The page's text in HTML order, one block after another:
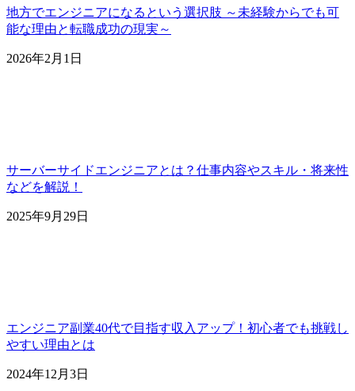
地方でエンジニアになるという選択肢 ～未経験からでも可
能な理由と転職成功の現実～
2026年2月1日
サーバーサイドエンジニアとは？仕事内容やスキル・将来性
などを解説！
2025年9月29日
エンジニア副業40代で目指す収入アップ！初心者でも挑戦し
やすい理由とは
2024年12月3日